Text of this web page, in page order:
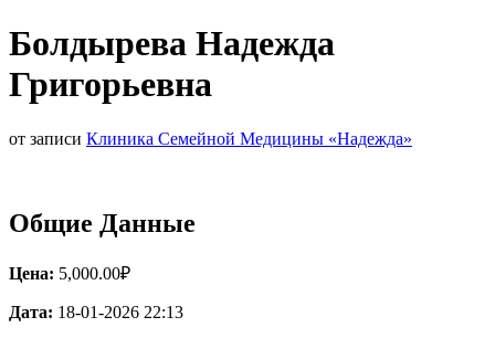
Болдырева Надежда
Григорьевна
от записи Клиника Семейной Медицины «Надежда»
Общие Данные
Цена: 5,000.00₽
Дата: 18-01-2026 22:13